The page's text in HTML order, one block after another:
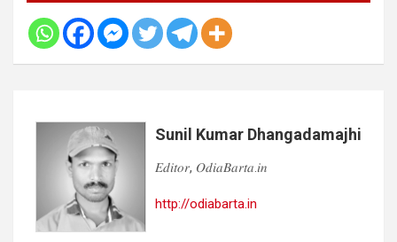
Sunil Kumar Dhangadamajhi
𝐸𝑑𝑖𝑡𝑜𝑟, 𝑂𝑑𝑖𝑎𝐵𝑎𝑟𝑡𝑎.𝑖𝑛
http://odiabarta.in